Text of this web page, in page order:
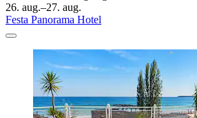
26. aug.–27. aug.
Festa Panorama Hotel